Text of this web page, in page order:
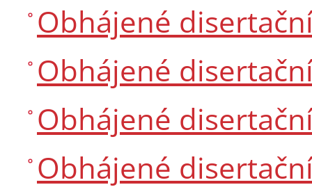
Obhájené
Obhájené
Obhájené
Obhájené